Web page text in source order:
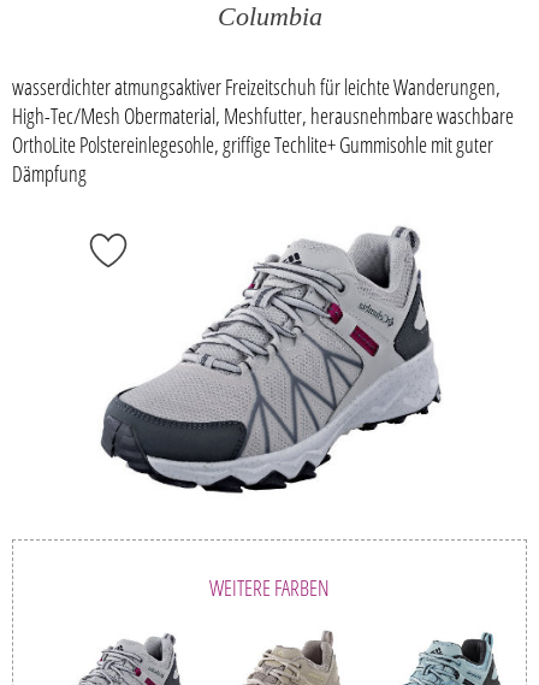
Columbia
wasserdichter atmungsaktiver Freizeitschuh für leichte Wanderungen,
High-Tec/Mesh Obermaterial, Meshfutter, herausnehmbare waschbare
OrthoLite Polstereinlegesohle, griffige Techlite+ Gummisohle mit guter
Dämpfung
WEITERE FARBEN